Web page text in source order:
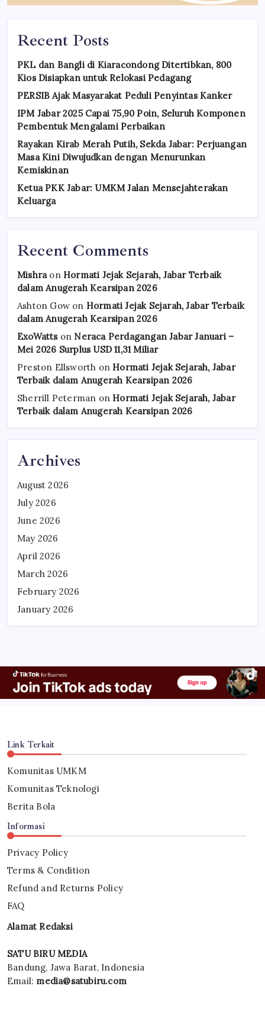
Recent Posts
PKL dan Bangli di Kiaracondong Ditertibkan, 800
Kios Disiapkan untuk Relokasi Pedagang
PERSIB Ajak Masyarakat Peduli Penyintas Kanker
IPM Jabar 2025 Capai 75,90 Poin, Seluruh Komponen
Pembentuk Mengalami Perbaikan
Rayakan Kirab Merah Putih, Sekda Jabar: Perjuangan
Masa Kini Diwujudkan dengan Menurunkan
Kemiskinan
Ketua PKK Jabar: UMKM Jalan Mensejahterakan
Keluarga
Recent Comments
Mishraon Hormati Jejak Sejarah, Jabar Terbaik
dalam Anugerah Kearsipan 2026
Ashton Gow on Hormati Jejak Sejarah, Jabar Terbaik
dalam Anugerah Kearsipan 2026
ExoWattson Neraca Perdagangan Jabar Januari –
Mei 2026 Surplus USD 11,31 Miliar
Preston Ellsworth on Hormati Jejak Sejarah, Jabar
Terbaik dalam Anugerah Kearsipan 2026
Sherrill Peterman on Hormati Jejak Sejarah, Jabar
Terbaik dalam Anugerah Kearsipan 2026
Archives
August 2026
July 2026
June 2026
May 2026
April 2026
March 2026
February 2026
January 2026
Link Terkait
Komunitas UMKM
Komunitas Teknologi
Berita Bola
Informasi
Privacy Policy
Terms & Condition
Refund and Returns Policy
FAQ
Alamat Redaksi
SATU BIRU MEDIA
Bandung, Jawa Barat, Indonesia
Email: media@satubiru.com